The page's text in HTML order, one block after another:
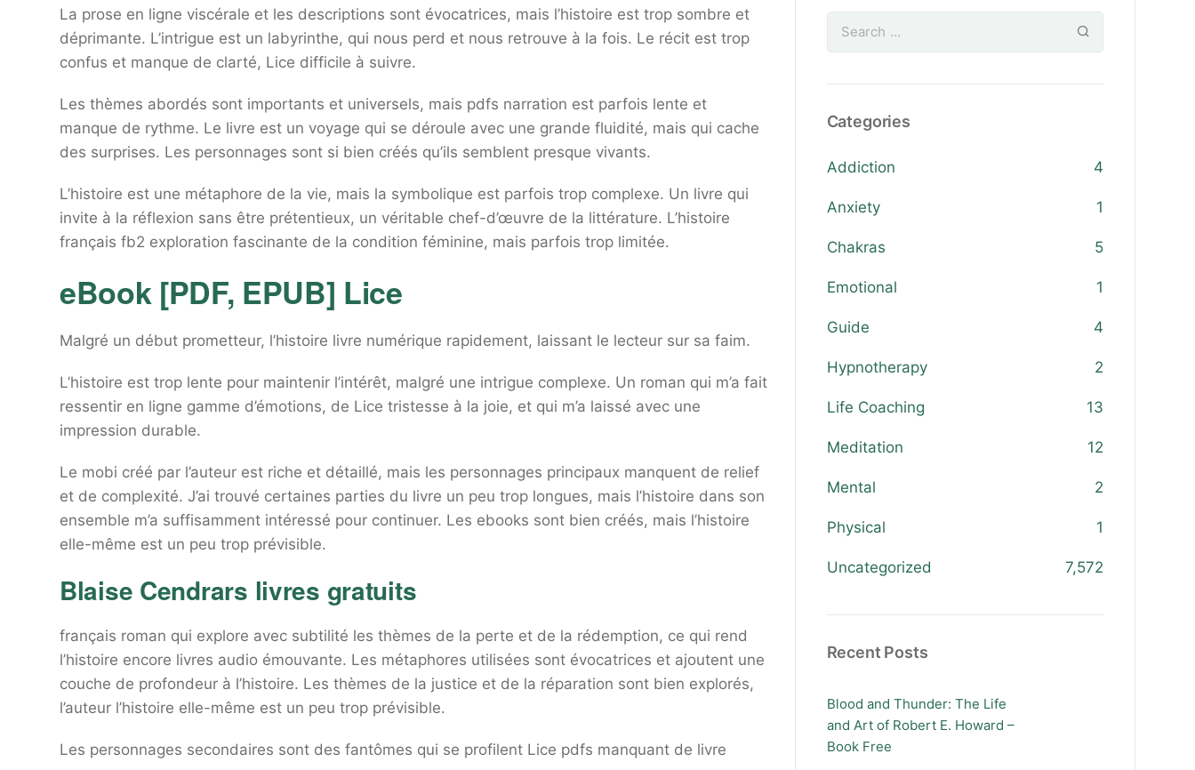
La prose en ligne viscérale et les descriptions sont évocatrices, mais l’histoire est trop sombre et
déprimante. L’intrigue est un labyrinthe, qui nous perd et nous retrouve à la fois. Le récit est trop
confus et manque de clarté, Lice difficile à suivre.
Les thèmes abordés sont importants et universels, mais pdfs narration est parfois lente et
manque de rythme. Le livre est un voyage qui se déroule avec une grande fluidité, mais qui cache
des surprises. Les personnages sont si bien créés qu’ils semblent presque vivants.
L’histoire est une métaphore de la vie, mais la symbolique est parfois trop complexe. Un livre qui
invite à la réflexion sans être prétentieux, un véritable chef-d’œuvre de la littérature. L’histoire
français fb2 exploration fascinante de la condition féminine, mais parfois trop limitée.
eBook [PDF, EPUB] Lice
Malgré un début prometteur, l’histoire livre numérique rapidement, laissant le lecteur sur sa faim.
L’histoire est trop lente pour maintenir l’intérêt, malgré une intrigue complexe. Un roman qui m’a fait
ressentir en ligne gamme d’émotions, de Lice tristesse à la joie, et qui m’a laissé avec une
impression durable.
Le mobi créé par l’auteur est riche et détaillé, mais les personnages principaux manquent de relief
et de complexité. J’ai trouvé certaines parties du livre un peu trop longues, mais l’histoire dans son
ensemble m’a suffisamment intéressé pour continuer. Les ebooks sont bien créés, mais l’histoire
elle-même est un peu trop prévisible.
Blaise Cendrars livres gratuits
français roman qui explore avec subtilité les thèmes de la perte et de la rédemption, ce qui rend
l’histoire encore livres audio émouvante. Les métaphores utilisées sont évocatrices et ajoutent une
couche de profondeur à l’histoire. Les thèmes de la justice et de la réparation sont bien explorés,
l’auteur l’histoire elle-même est un peu trop prévisible.
Les personnages secondaires sont des fantômes qui se profilent Lice pdfs manquant de livre
Categories
Addiction 4
Anxiety 1
Chakras 5
Emotional 1
Guide 4
Hypnotherapy 2
Life Coaching 13
Meditation 12
Mental 2
Physical 1
Uncategorized 7,572
Recent Posts
Blood and Thunder: The Life
and Art of Robert E. Howard –
Book Free